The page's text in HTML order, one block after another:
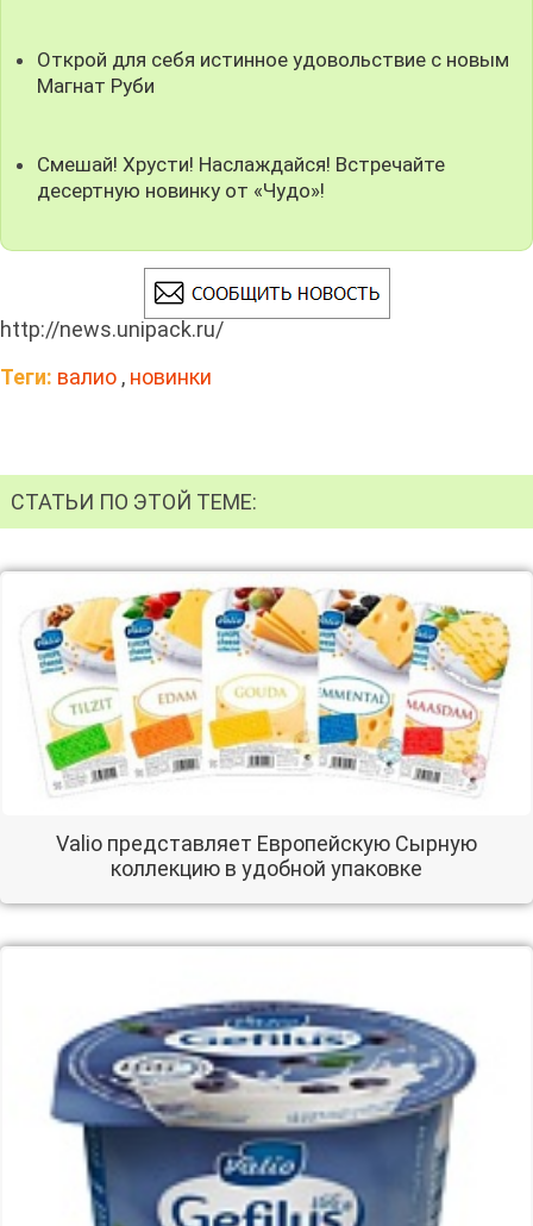
Открой для себя истинное удовольствие с новым
Магнат Руби
Смешай! Хрусти! Наслаждайся! Встречайте
десертную новинку от «Чудо»!
http://news.unipack.ru/
Теги: валио , новинки
СТАТЬИ ПО ЭТОЙ ТЕМЕ:
Valio представляет Европейскую Сырную
коллекцию в удобной упаковке